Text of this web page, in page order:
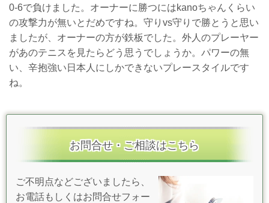
0-6で負けました。オーナーに勝つにはkanoちゃんくらい
の攻撃力が無いとだめですね。守りvs守りで勝とうと思い
ましたが、オーナーの方が鉄板でした。外人のプレーヤー
があのテニスを見たらどう思うでしょうか。パワーの無
い、辛抱強い日本人にしかできないプレースタイルです
ね。
お問合せ・ご相談はこちら
ご不明点などございましたら、
お電話もしくはお問合せフォー